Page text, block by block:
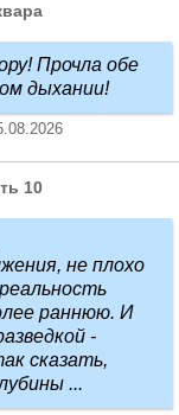
Прочла обе
дыхании!
10
не плохо
раннюю. И
-
сказать,
...